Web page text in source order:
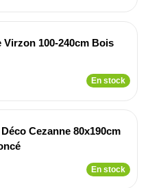
100-240cm Bois
En stock
Cezanne 80x190cm
En stock